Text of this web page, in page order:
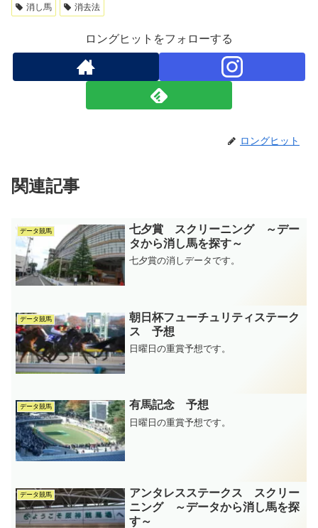
消し馬
消去法
ロングヒットをフォローする
ロングヒット
関連記事
データ競馬
七夕賞 スクリーニング ～デー
タから消し馬を探す～
七夕賞の消しデータです。
データ競馬
朝日杯フューチュリティステーク
ス 予想
日曜日の重賞予想です。
データ競馬 有馬記念 予想
日曜日の重賞予想です。
データ競馬
アンタレスステークス スクリー
ニング ～データから消し馬を探
す～